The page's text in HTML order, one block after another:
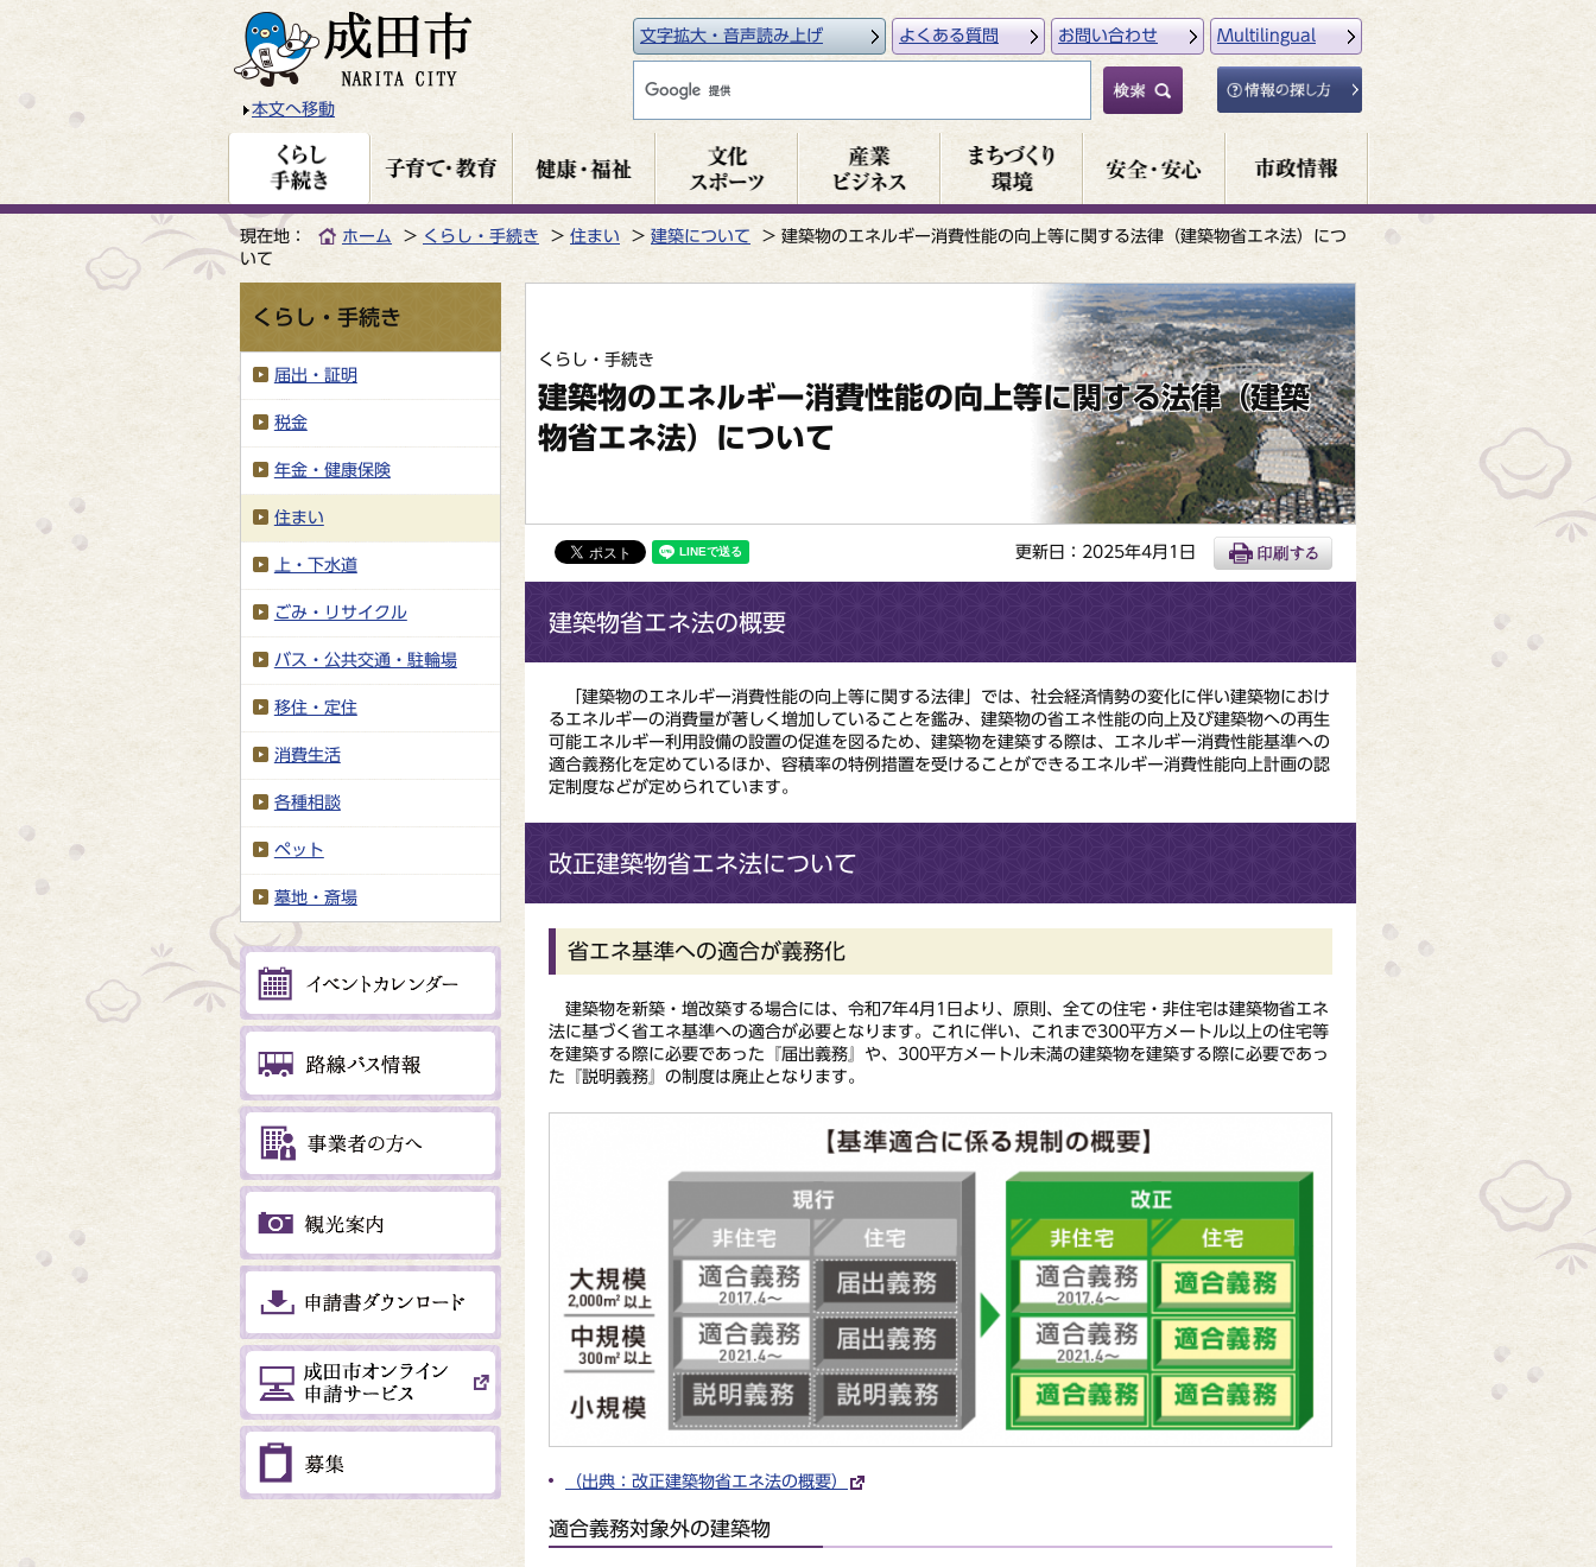
本文へ移動
文字拡大・音声読み上げ よくある質問 お問い合わせ Multilingual
現在地： ホーム くらし・手続き 住まい 建築について
建築物のエネルギー消費性能の向上等に関する法律（建築物省エネ法）につ
いて
くらし・手続き
建築物のエネルギー消費性能の向上等に関する法律（建築
物省エネ法）について
更新日：2025年4月1日
建築物省エネ法の概要
「建築物のエネルギー消費性能の向上等に関する法律」では、社会経済情勢の変化に伴い建築物におけ
るエネルギーの消費量が著しく増加していることを鑑み、建築物の省エネ性能の向上及び建築物への再生
可能エネルギー利用設備の設置の促進を図るため、建築物を建築する際は、エネルギー消費性能基準への
適合義務化を定めているほか、容積率の特例措置を受けることができるエネルギー消費性能向上計画の認
定制度などが定められています。
改正建築物省エネ法について
省エネ基準への適合が義務化
建築物を新築・増改築する場合には、令和7年4月1日より、原則、全ての住宅・非住宅は建築物省エネ
法に基づく省エネ基準への適合が必要となります。これに伴い、これまで300平方メートル以上の住宅等
を建築する際に必要であった『届出義務』や、300平方メートル未満の建築物を建築する際に必要であっ
た『説明義務』の制度は廃止となります。
（出典：改正建築物省エネ法の概要）
適合義務対象外の建築物
くらし・手続き
届出・証明
税金
年金・健康保険
住まい
上・下水道
ごみ・リサイクル
バス・公共交通・駐輪場
移住・定住
消費生活
各種相談
ペット
墓地・斎場